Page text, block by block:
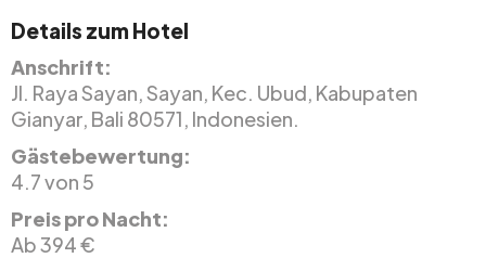
Details zum Hotel
Anschrift:
Jl. Raya Sayan, Sayan, Kec. Ubud, Kabupaten
Gianyar, Bali 80571, Indonesien.
Gästebewertung:
4.7 von 5
Preis pro Nacht:
Ab 394 €